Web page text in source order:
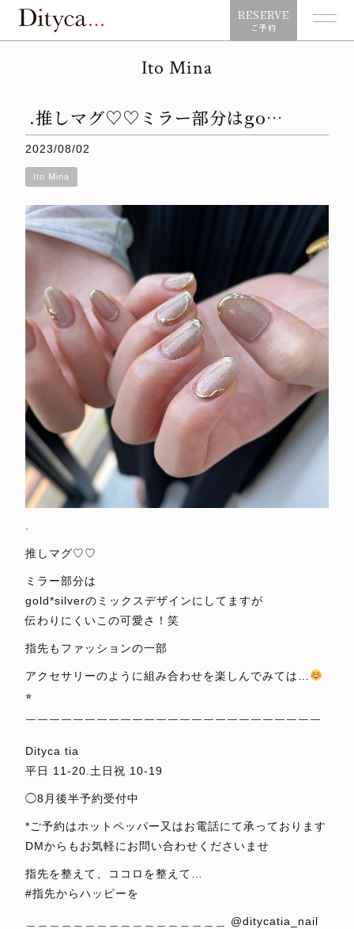
RESERVE
ご予約
Ito Mina
.推しマグ♡♡ミラー部分はgo…
2023/08/02
Ito Mina
推しマグ♡♡
ミラー部分は
gold*silverのミックスデザインにしてますが
伝わりにくいこの可愛さ！笑
指先もファッションの一部
アクセサリーのように組み合わせを楽しんでみては…
⭐︎
￣￣￣￣￣￣￣￣￣￣￣￣￣￣￣￣￣￣￣￣￣￣￣￣￣
Dityca tia
平日 11-20.土日祝 10-19
◯8月後半予約受付中
*ご予約はホットペッパー又はお電話にて承っております
DMからもお気軽にお問い合わせくださいませ
指先を整えて、ココロを整えて…
#指先からハッピーを
＿＿＿＿＿＿＿＿＿＿＿＿＿＿＿＿＿ @ditycatia_nail